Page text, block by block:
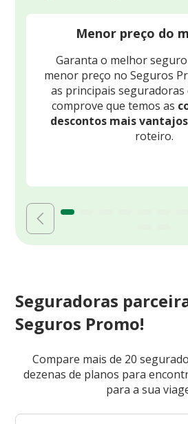
Menor preço do
Garanta o melhor
menor preço no Seguros
as principais seguradoras
comprove que temos as
descontos mais
roteiro.
Seguradoras
Seguros Promo!
Compare mais de 20
dezenas de planos para
para a sua